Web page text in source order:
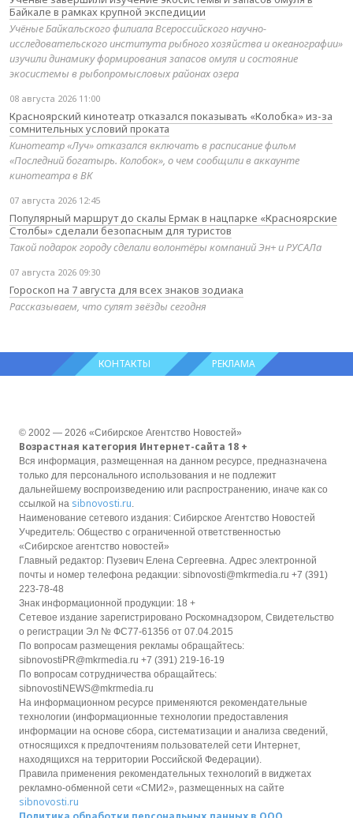
Байкале в рамках крупной экспедиции
Учёные Байкальского филиала Всероссийского научно-
исследовательского института рыбного хозяйства и океанографии»
изучили динамику формирования запасов омуля и состояние
экосистемы в рыбопромысловых районах озера
08 августа 2026 11:00
Красноярский кинотеатр отказался показывать «Колобка» из-за
сомнительных условий проката
Кинотеатр «Луч» отказался включать в расписание фильм
«Последний богатырь. Колобок», о чем сообщили в аккаунте
кинотеатра в ВК
07 августа 2026 12:45
Популярный маршрут до скалы Ермак в нацпарке «Красноярские
Столбы» сделали безопасным для туристов
Такой подарок городу сделали волонтёры компаний Эн+ и РУСАЛа
07 августа 2026 09:30
Гороскоп на 7 августа для всех знаков зодиака
Рассказываем, что сулят звёзды сегодня
КОНТАКТЫ РЕКЛАМА
© 2002 — 2026 «Сибирское Агентство Новостей»
Возрастная категория Интернет-сайта 18 +
Вся информация, размещенная на данном ресурсе, предназначена
только для персонального использования и не подлежит
дальнейшему воспроизведению или распространению, иначе как со
ссылкой на sibnovosti.ru.
Наименование сетевого издания: Сибирское Агентство Новостей
Учредитель: Общество с ограниченной ответственностью
«Сибирское агентство новостей»
Главный редактор: Пузевич Елена Сергеевна. Адрес электронной
почты и номер телефона редакции: sibnovosti@mkrmedia.ru +7 (391)
223-78-48
Знак информационной продукции: 18 +
Сетевое издание зарегистрировано Роскомнадзором, Свидетельство
о регистрации Эл № ФС77-61356 от 07.04.2015
По вопросам размещения рекламы обращайтесь:
sibnovostiPR@mkrmedia.ru +7 (391) 219-16-19
По вопросам сотрудничества обращайтесь:
sibnovostiNEWS@mkrmedia.ru
На информационном ресурсе применяются рекомендательные
технологии (информационные технологии предоставления
информации на основе сбора, систематизации и анализа сведений,
относящихся к предпочтениям пользователей сети Интернет,
находящихся на территории Российской Федерации).
Правила применения рекомендательных технологий в виджетах
рекламно-обменной сети «СМИ2», размещенных на сайте
sibnovosti.ru